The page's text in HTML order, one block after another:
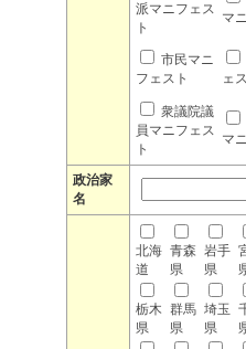
派マニフェス
ト
マ
市民マニ
フェスト
ェ
衆議院議
員マニフェス
ト
マ
政治家
名
北海
道
青森
県
岩手
県
栃木
県
群馬
県
埼玉
県